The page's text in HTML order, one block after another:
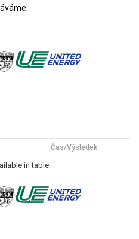
Čas/Výsledek
in table